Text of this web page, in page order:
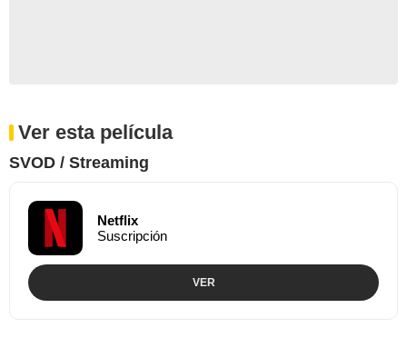
Ver esta película
SVOD / Streaming
Netflix
Suscripción
VER